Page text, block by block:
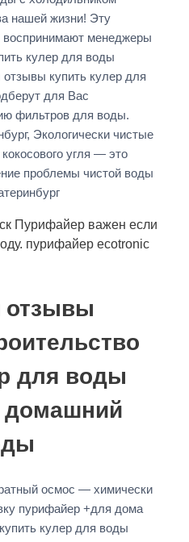
нашей жизни! Эту
воспринимают менеджеры
кулер для воды
купить кулер для
для Вас
фильтров для воды.
Экологически чистые
угля — это
проблемы чистой воды
Пурифайер важен если
пурифайер ecotronic
для воды
домашний
осмос — химически
пурифайер +для дома
кулер для воды